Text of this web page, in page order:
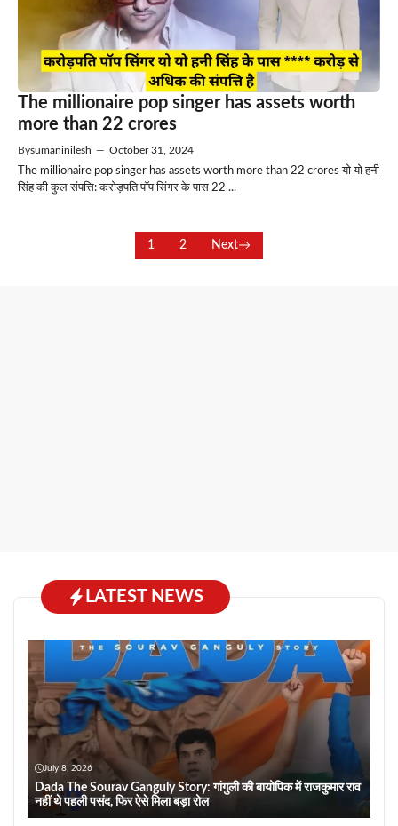
The millionaire pop singer has assets worth
more than 22 crores
Bysumaninilesh — October 31, 2024
The millionaire pop singer has assets worth more than 22 crores यो यो हनी
सिंह की कुल संपत्ति: करोड़पति पॉप सिंगर के पास 22 ...
1 2 Next
LATEST NEWS
July 8, 2026
Dada The Sourav Ganguly Story: गांगुली की बायोपिक में राजकुमार राव
नहीं थे पहली पसंद, फिर ऐसे मिला बड़ा रोल